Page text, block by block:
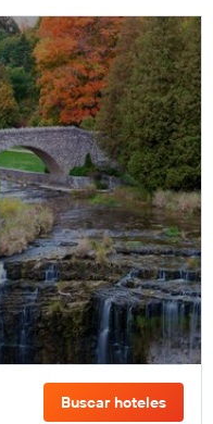
Buscar hoteles